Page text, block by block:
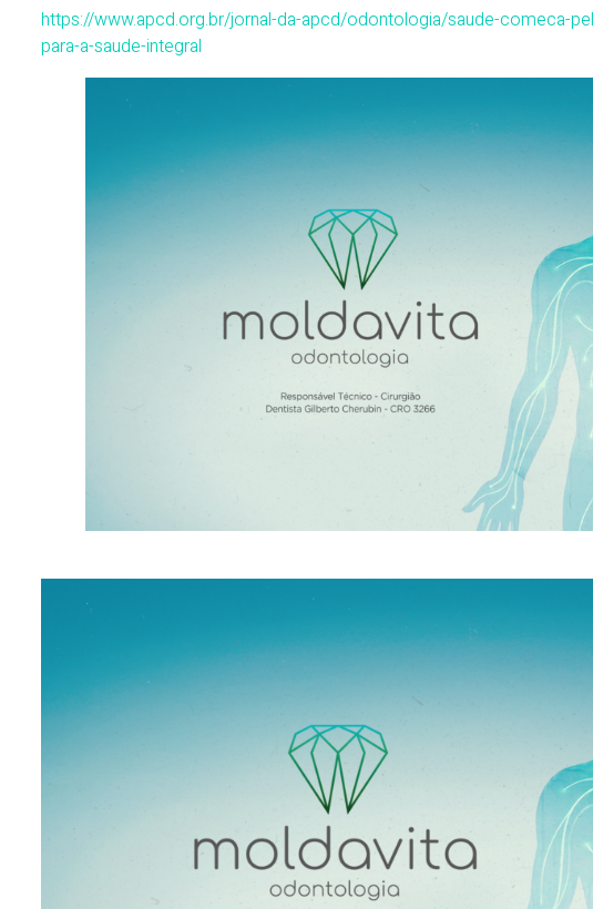
https://www.apcd.org.br/jornal-da-apcd/odontologia/saude-comeca-
para-a-saude-integral